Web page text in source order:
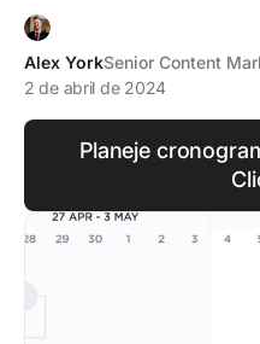
Alex YorkSenior Content
2 de abril de 2024
Planeje